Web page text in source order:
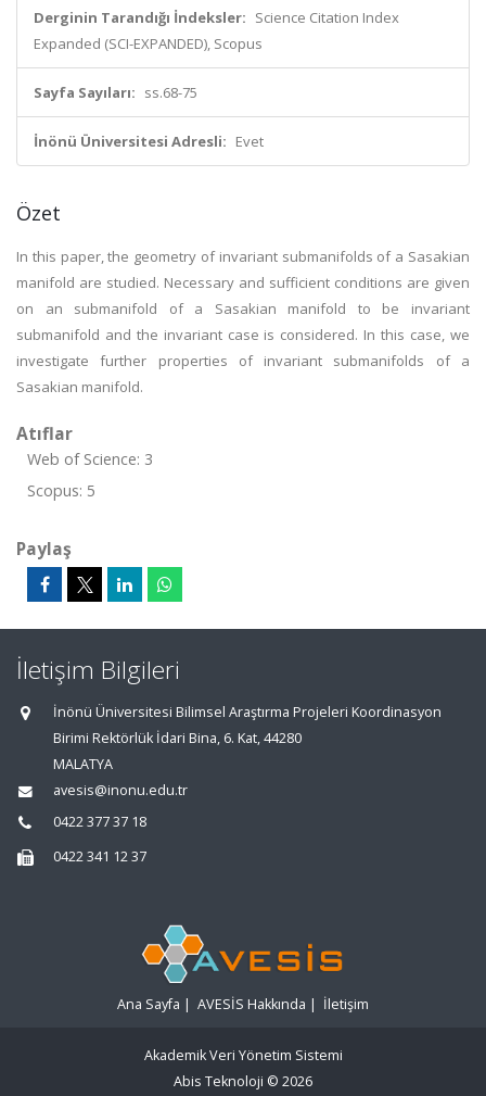
Derginin Tarandığı İndeksler: Science Citation Index
Expanded (SCI-EXPANDED), Scopus
Sayfa Sayıları: ss.68-75
İnönü Üniversitesi Adresli: Evet
Özet
In this paper, the geometry of invariant submanifolds of a Sasakian
manifold are studied. Necessary and sufficient conditions are given
on an submanifold of a Sasakian manifold to be invariant
submanifold and the invariant case is considered. In this case, we
investigate further properties of invariant submanifolds of a
Sasakian manifold.
Atıflar
Web of Science: 3
Scopus: 5
Paylaş
İletişim Bilgileri
İnönü Üniversitesi Bilimsel Araştırma Projeleri Koordinasyon
Birimi Rektörlük İdari Bina, 6. Kat, 44280
MALATYA
avesis@inonu.edu.tr
0422 377 37 18
0422 341 12 37
Ana Sayfa | AVESİS Hakkında | İletişim
Akademik Veri Yönetim Sistemi
Abis Teknoloji © 2026